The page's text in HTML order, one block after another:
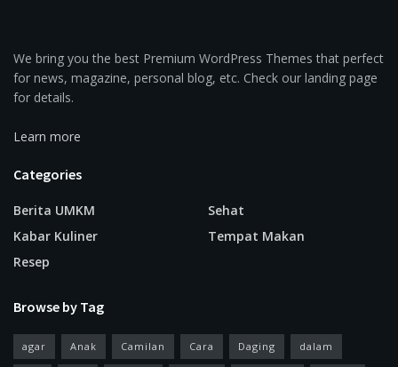
We bring you the best Premium WordPress Themes that perfect
for news, magazine, personal blog, etc. Check our landing page
for details.
Learn more
Categories
Berita UMKM
Kabar Kuliner
Resep
Sehat
Tempat Makan
Browse by Tag
agar Anak Camilan Cara Daging dalam